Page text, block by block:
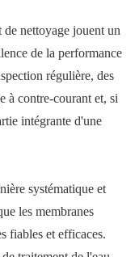
nettoyage jouent un
de la performance
régulière, des
à contre-courant et, si
intégrante d'une
systématique et
les membranes
fiables et efficaces.